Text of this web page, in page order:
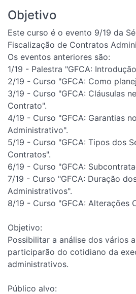
Objetivo
Este curso é o evento 9/19 da
Fiscalização de Contratos
Os eventos anteriores são:
1/19 - Palestra "GFCA:
2/19 - Curso "GFCA: Como
3/19 - Curso "GFCA: Cláusulas
Contrato".
4/19 - Curso "GFCA: Garantias
Administrativo".
5/19 - Curso "GFCA: Tipos dos
Contratos".
6/19 - Curso "GFCA:
7/19 - Curso "GFCA: Duração
Administrativos".
8/19 - Curso "GFCA: Alterações
Objetivo:
Possibilitar a análise dos vários
participarão do cotidiano da
administrativos.
Público alvo: